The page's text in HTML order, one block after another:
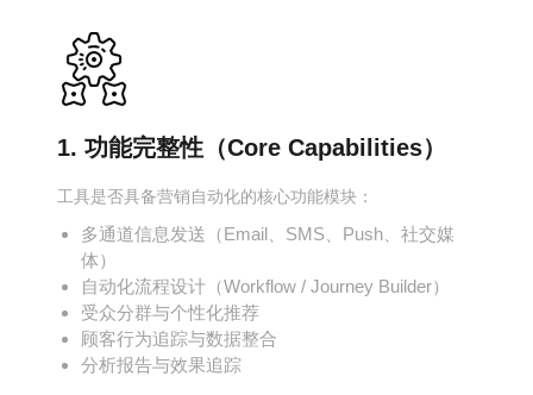
1. 功能完整性（Core Capabilities）
工具是否具备营销自动化的核心功能模块：
多通道信息发送（Email、SMS、Push、社交媒
体）
自动化流程设计（Workflow / Journey Builder）
受众分群与个性化推荐
顾客行为追踪与数据整合
分析报告与效果追踪